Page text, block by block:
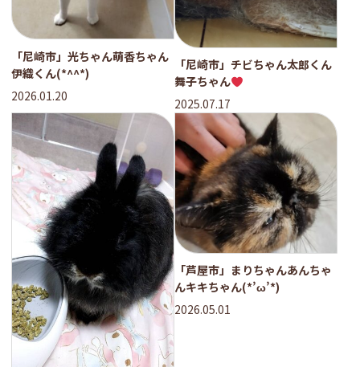
「尼崎市」光ちゃん萌香ちゃん
伊織くん(*^^*)
2026.01.20
「尼崎市」チビちゃん太郎くん
舞子ちゃん
2025.07.17
「芦屋市」まりちゃんあんちゃ
んキキちゃん(*’ω’*)
2026.05.01